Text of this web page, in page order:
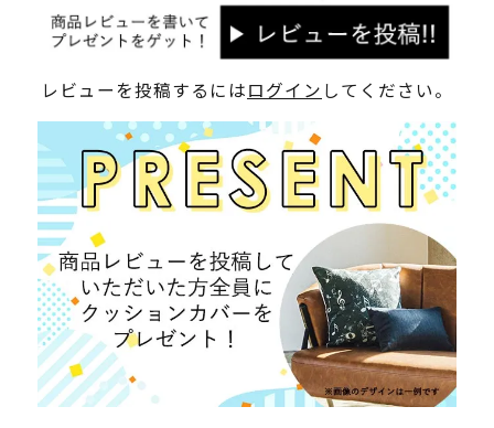
レビューを投稿するにはログイン してください。